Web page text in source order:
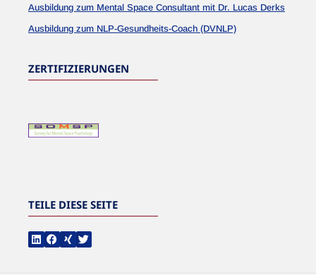
Ausbildung zum Mental Space Consultant mit Dr. Lucas Derks
Ausbildung zum NLP-Gesundheits-Coach (DVNLP)
ZERTIFIZIERUNGEN
TEILE DIESE SEITE